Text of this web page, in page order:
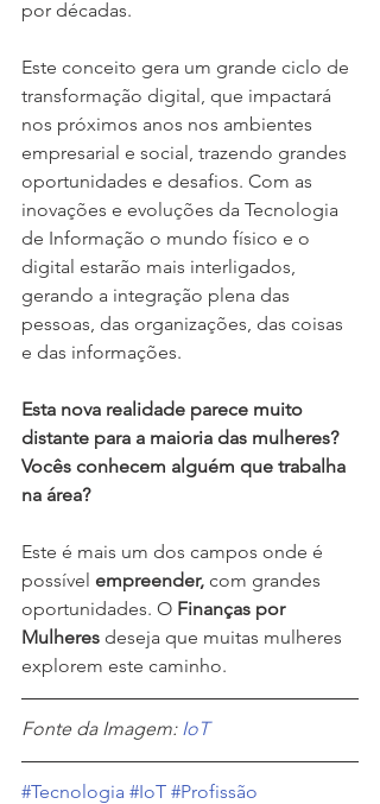
por décadas.
Este conceito gera um grande ciclo de
transformação digital, que impactará
nos próximos anos nos ambientes
empresarial e social, trazendo grandes
oportunidades e desafios. Com as
inovações e evoluções da Tecnologia
de Informação o mundo físico e o
digital estarão mais interligados,
gerando a integração plena das
pessoas, das organizações, das coisas
e das informações.
Esta nova realidade parece muito
distante para a maioria das mulheres?
Vocês conhecem alguém que trabalha
na área?
Este é mais um dos campos onde é
possível empreender, com grandes
oportunidades. O Finanças por
Mulheres deseja que muitas mulheres
explorem este caminho.
Fonte da Imagem: IoT
#Tecnologia #IoT #Profissão